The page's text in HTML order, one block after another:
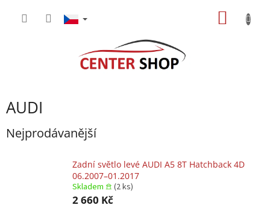
AUDI
Nejprodávanější
Zadní světlo levé AUDI A5 8T Hatchback 4D
06.2007–01.2017
Skladem 𖠿 (2 ks)
2 660 Kč